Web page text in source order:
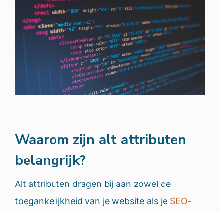
Waarom zijn alt attributen
belangrijk?
Alt attributen dragen bij aan zowel de
toegankelijkheid van je website als je SEO-